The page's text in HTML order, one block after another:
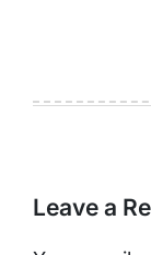
Leave a